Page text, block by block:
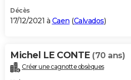
Décès
17/12/2021 à Caen (Calvados)
Michel LE CONTE (70 ans)
Créer une cagnotte obsèques